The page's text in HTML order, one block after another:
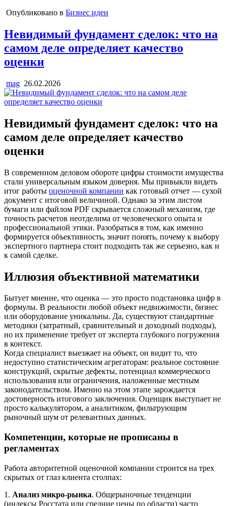
Опубликовано в Бизнес идеи
Невидимый фундамент сделок: что на
самом деле определяет качество
оценки
mag 26.02.2026
Невидимый фундамент сделок: что на
самом деле определяет качество
оценки
В современном деловом обороте цифры стоимости имущества
стали универсальным языком доверия. Мы привыкли видеть
итог работы оценочной компании как готовый отчет — сухой
документ с итоговой величиной. Однако за этим листом
бумаги или файлом PDF скрывается сложный механизм, где
точность расчетов неотделима от человеческого опыта и
профессиональной этики. Разобраться в том, как именно
формируется объективность, значит понять, почему к выбору
экспертного партнера стоит подходить так же серьезно, как и
к самой сделке.
Иллюзия объективной математики
Бытует мнение, что оценка — это просто подстановка цифр в
формулы. В реальности любой объект недвижимости, бизнес
или оборудование уникальны. Да, существуют стандартные
методики (затратный, сравнительный и доходный подходы),
но их применение требует от эксперта глубокого погружения
в контекст.
Когда специалист выезжает на объект, он видит то, что
недоступно статистическим агрегаторам: реальное состояние
конструкций, скрытые дефекты, потенциал коммерческого
использования или ограничения, наложенные местным
законодательством. Именно на этом этапе зарождается
достоверность итогового заключения. Оценщик выступает не
просто калькулятором, а аналитиком, фильтрующим
рыночный шум от релевантных данных.
Компетенции, которые не прописаны в
регламентах
Работа авторитетной оценочной компании строится на трех
скрытых от глаз клиента столпах:
1. Анализ микро-рынка. Общерыночные тенденции
(индексы Росстата или средние цены по области) часто